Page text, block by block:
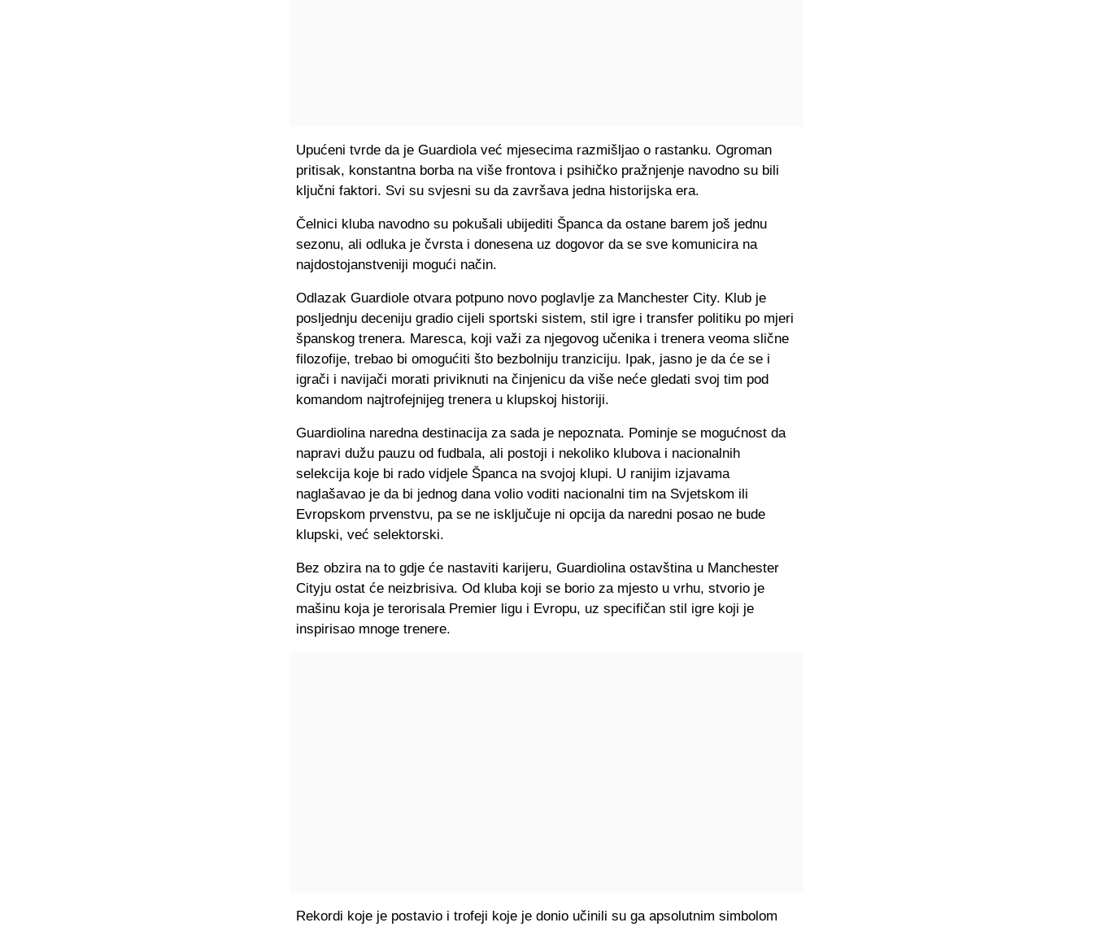
Upućeni tvrde da je Guardiola već mjesecima razmišljao o rastanku. Ogroman
pritisak, konstantna borba na više frontova i psihičko pražnjenje navodno su bili
ključni faktori. Svi su svjesni su da završava jedna historijska era.
Čelnici kluba navodno su pokušali ubijediti Španca da ostane barem još jednu
sezonu, ali odluka je čvrsta i donesena uz dogovor da se sve komunicira na
najdostojanstveniji mogući način.
Odlazak Guardiole otvara potpuno novo poglavlje za Manchester City. Klub je
posljednju deceniju gradio cijeli sportski sistem, stil igre i transfer politiku po mjeri
španskog trenera. Maresca, koji važi za njegovog učenika i trenera veoma slične
filozofije, trebao bi omogućiti što bezbolniju tranziciju. Ipak, jasno je da će se i
igrači i navijači morati priviknuti na činjenicu da više neće gledati svoj tim pod
komandom najtrofejnijeg trenera u klupskoj historiji.
Guardiolina naredna destinacija za sada je nepoznata. Pominje se mogućnost da
napravi dužu pauzu od fudbala, ali postoji i nekoliko klubova i nacionalnih
selekcija koje bi rado vidjele Španca na svojoj klupi. U ranijim izjavama
naglašavao je da bi jednog dana volio voditi nacionalni tim na Svjetskom ili
Evropskom prvenstvu, pa se ne isključuje ni opcija da naredni posao ne bude
klupski, već selektorski.
Bez obzira na to gdje će nastaviti karijeru, Guardiolina ostavština u Manchester
Cityju ostat će neizbrisiva. Od kluba koji se borio za mjesto u vrhu, stvorio je
mašinu koja je terorisala Premier ligu i Evropu, uz specifičan stil igre koji je
inspirisao mnoge trenere.
Rekordi koje je postavio i trofeji koje je donio učinili su ga apsolutnim simbolom